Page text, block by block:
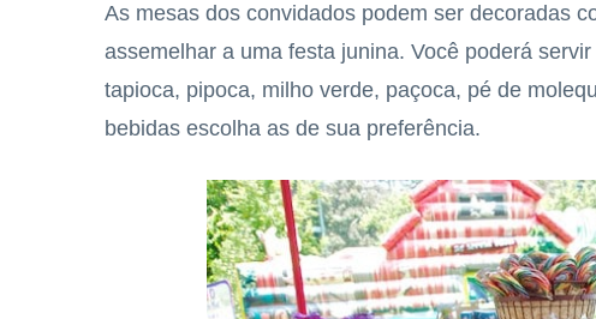
As mesas dos convidados podem ser decoradas
assemelhar a uma festa junina. Você poderá
tapioca, pipoca, milho verde, paçoca, pé de
bebidas escolha as de sua preferência.